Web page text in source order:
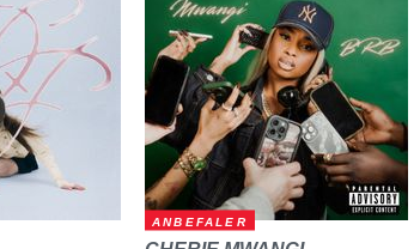
ANBEFALER